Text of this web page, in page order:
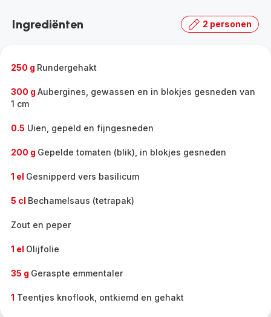
volledige
Ingrediënten 2 personen
250 g Rundergehakt
300 g Aubergines, gewassen en in blokjes gesneden van
1 cm
0.5 Uien, gepeld en fijngesneden
200 g Gepelde tomaten (blik), in blokjes gesneden
1 el Gesnipperd vers basilicum
5 cl Bechamelsaus (tetrapak)
Zout en peper
1 el Olijfolie
35 g Geraspte emmentaler
1 Teentjes knoflook, ontkiemd en gehakt